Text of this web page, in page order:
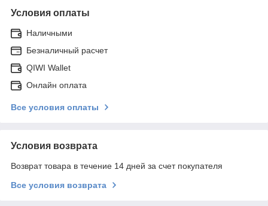
Условия оплаты
Наличными
Безналичный расчет
QIWI Wallet
Онлайн оплата
Все условия оплаты
Условия возврата
Возврат товара в течение 14 дней за счет покупателя
Все условия возврата